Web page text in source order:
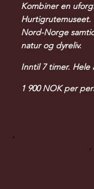
Kombiner en
Nord-Norge
natur og dyreliv.
Inntil 7 timer. Hele
1 900 NOK per